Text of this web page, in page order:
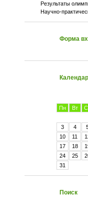
Результаты
Научно-
Форма
Пн
Вт
3
4
10
11
17
18
24
25
31
Поиск